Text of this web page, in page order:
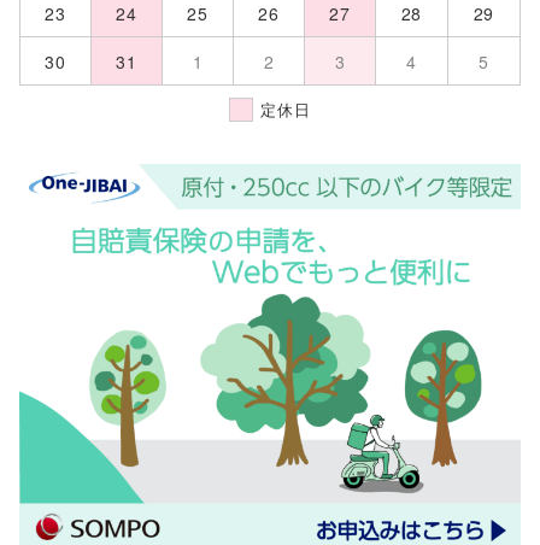
23
24 25 26 27 28
29
30
31 1 2 3 4 5
定休日